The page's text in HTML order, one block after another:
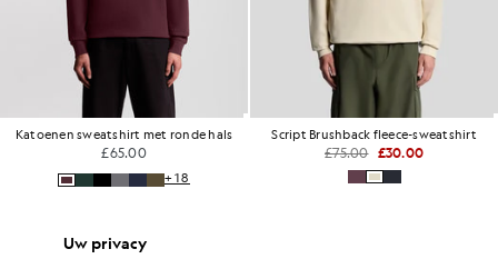
Katoenen sweatshirt met ronde hals
£65.00
+18
Script Brushback fleece-sweatshirt
£75.00 £30.00
Uw privacy